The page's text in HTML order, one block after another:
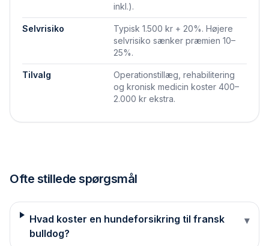
inkl.).
Selvrisiko
Typisk 1.500 kr + 20%. Højere
selvrisiko sænker præmien 10–
25%.
Tilvalg
Operationstillæg, rehabilitering
og kronisk medicin koster 400–
2.000 kr ekstra.
Ofte stillede spørgsmål
Hvad koster en hundeforsikring til fransk
bulldog?
▾